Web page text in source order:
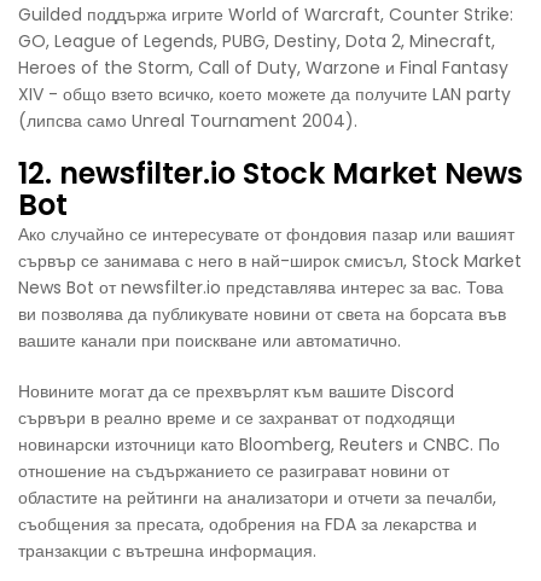
Guilded поддържа игрите World of Warcraft, Counter Strike:
GO, League of Legends, PUBG, Destiny, Dota 2, Minecraft,
Heroes of the Storm, Call of Duty, Warzone и Final Fantasy
XIV - общо взето всичко, което можете да получите LAN party
(липсва само Unreal Tournament 2004).
12. newsfilter.io Stock Market News
Bot
Ако случайно се интересувате от фондовия пазар или вашият
сървър се занимава с него в най-широк смисъл, Stock Market
News Bot от newsfilter.io представлява интерес за вас. Това
ви позволява да публикувате новини от света на борсата във
вашите канали при поискване или автоматично.
Новините могат да се прехвърлят към вашите Discord
сървъри в реално време и се захранват от подходящи
новинарски източници като Bloomberg, Reuters и CNBC. По
отношение на съдържанието се разиграват новини от
областите на рейтинги на анализатори и отчети за печалби,
съобщения за пресата, одобрения на FDA за лекарства и
транзакции с вътрешна информация.